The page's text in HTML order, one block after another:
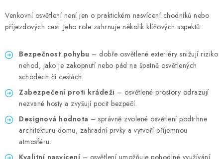
Venkovní osvětlení není jen o praktickém nasvícení chodníků nebo
příjezdových cest. Jeho role zahrnuje několik klíčových aspektů:
Bezpečnost pohybu – dobře osvětlené exteriéry snižují riziko
nehod, jako je zakopnutí nebo pád na špatně osvětlených
schodech či cestách.
Zabezpečení proti krádeži – osvětlené prostory odrazují
nezvané hosty a zvyšují pocit bezpečí.
Designová hodnota – správně zvolené osvětlení podtrhne
architekturu domu, zahradní prvky a vytvoří příjemnou
atmosféru.
Kvalitní nasvícení – osvětlení umožňuje pohodlné využívání